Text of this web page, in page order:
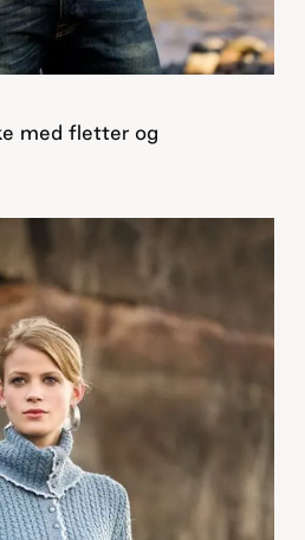
med fletter og